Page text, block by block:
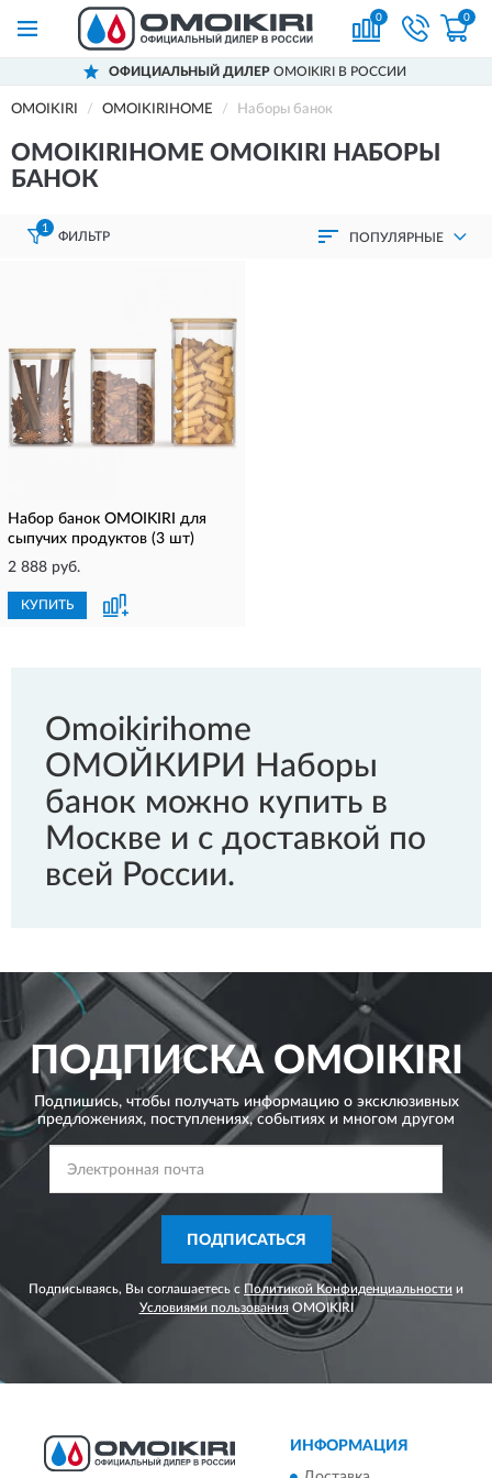
0 0
ОФИЦИАЛЬНЫЙ ДИЛЕР OMOIKIRI В РОССИИ
OMOIKIRI OMOIKIRIHOME Наборы банок
OMOIKIRIHOME OMOIKIRI НАБОРЫ
БАНОК
1
ФИЛЬТР ПОПУЛЯРНЫЕ
Набор банок OMOIKIRI для
сыпучих продуктов (3 шт)
2 888 руб.
КУПИТЬ
Omoikirihome
ОМОЙКИРИ Наборы
банок можно купить в
Москве и с доставкой по
всей России.
ПОДПИСКАOMOIKIRI
Подпишись, чтобы получать информацию о эксклюзивных
предложениях, поступлениях, событиях и многом другом
ПОДПИСАТЬСЯ
Подписываясь, Вы соглашаетесь с Политикой Конфиденциальности и
Условиями пользованияOMOIKIRI
ИНФОРМАЦИЯ